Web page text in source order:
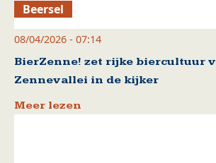
Beersel
08/04/2026 - 07:14
BierZenne! zet rijke biercultuur
Zennevallei in de kijker
Meer lezen